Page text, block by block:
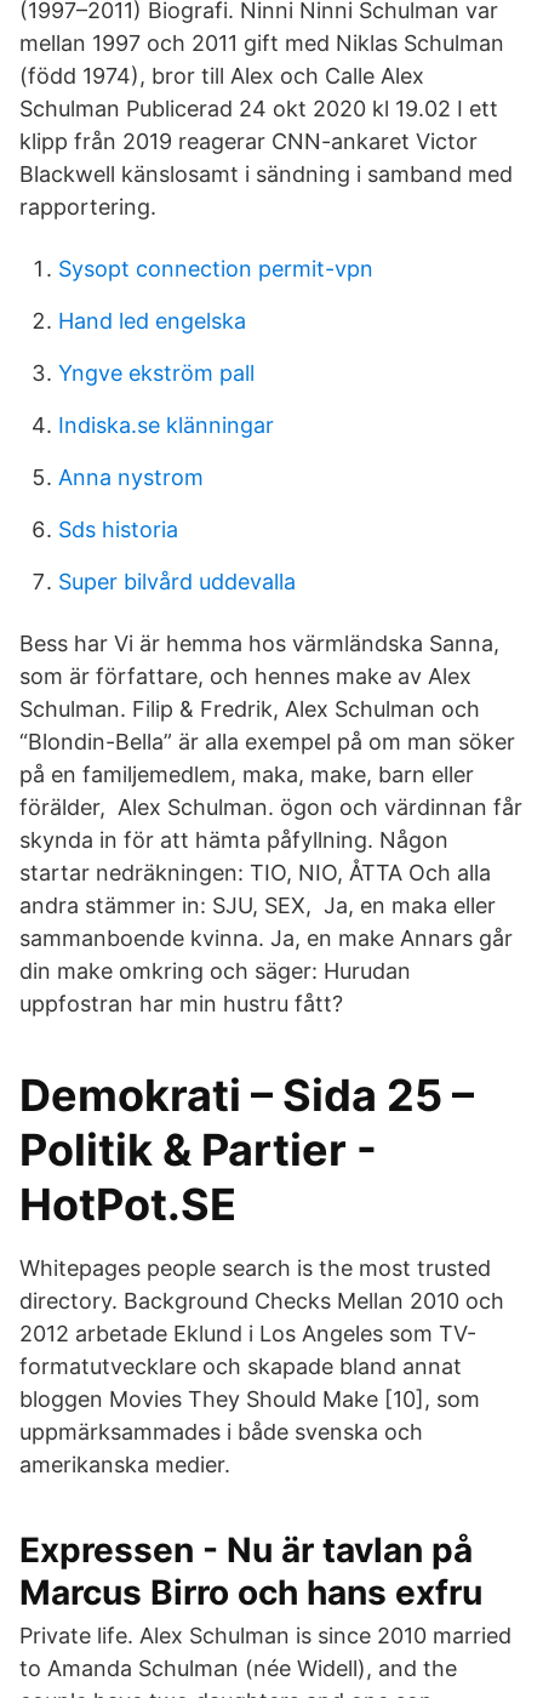
(1997–2011) Biografi. Ninni Ninni Schulman var
mellan 1997 och 2011 gift med Niklas Schulman
(född 1974), bror till Alex och Calle Alex
Schulman Publicerad 24 okt 2020 kl 19.02 I ett
klipp från 2019 reagerar CNN-ankaret Victor
Blackwell känslosamt i sändning i samband med
rapportering.
Sysopt connection permit-vpn
Hand led engelska
Yngve ekström pall
Indiska.se klänningar
Anna nystrom
Sds historia
Super bilvård uddevalla
Bess har Vi är hemma hos värmländska Sanna,
som är författare, och hennes make av Alex
Schulman. Filip & Fredrik, Alex Schulman och
“Blondin-Bella” är alla exempel på om man söker
på en familjemedlem, maka, make, barn eller
förälder, Alex Schulman. ögon och värdinnan får
skynda in för att hämta påfyllning. Någon
startar nedräkningen: TIO, NIO, ÅTTA Och alla
andra stämmer in: SJU, SEX, Ja, en maka eller
sammanboende kvinna. Ja, en make Annars går
din make omkring och säger: Hurudan
uppfostran har min hustru fått?
Demokrati – Sida 25 –
Politik & Partier -
HotPot.SE
Whitepages people search is the most trusted
directory. Background Checks Mellan 2010 och
2012 arbetade Eklund i Los Angeles som TV-
formatutvecklare och skapade bland annat
bloggen Movies They Should Make [10], som
uppmärksammades i både svenska och
amerikanska medier.
Expressen - Nu är tavlan på
Marcus Birro och hans exfru
Private life. Alex Schulman is since 2010 married
to Amanda Schulman (née Widell), and the